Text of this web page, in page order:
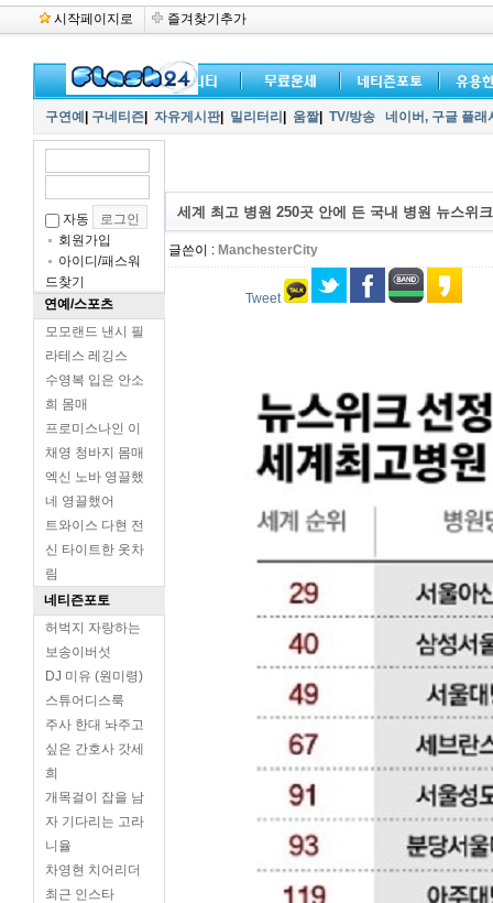
시작페이지로 즐겨찾기추가
구연예 구네티즌 자유게시판| 밀리터리 움짤| TV/방송 네이버, 구글 플
자동
회원가입
아이디/패스워
드찾기
연예/스포츠
모모랜드 낸시 필
라테스 레깅스
수영복 입은 안소
희 몸매
프로미스나인 이
채영 청바지 몸매
엑신 노바 영끌했
네 영끌했어
트와이스 다현 전
신 타이트한 옷차
림
네티즌포토
허벅지 자랑하는
보송이버섯
DJ 미유 (원미령)
스튜어디스룩
주사 한대 놔주고
싶은 간호사 갓세
희
개목걸이 잡을 남
자 기다리는 고라
니율
차영현 치어리더
최근 인스타
세계 최고 병원 250곳 안에 든 국내 병원 뉴스위
글쓴이 : ManchesterCity
Tweet